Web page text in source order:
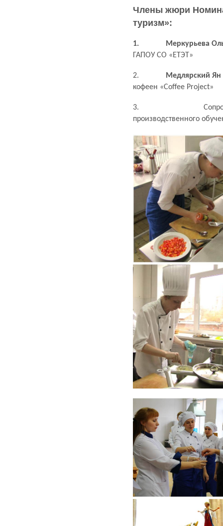
Члены жюри
туризм»:
1.
Меркурьева
ГАПОУ СО «ЕТЭТ»
2.
Медлярский
кофеен «Coffee Project»
3.
производственного